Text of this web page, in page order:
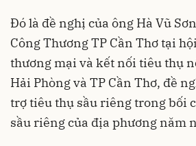
Đó là đề nghị của ông Hà Vũ
Công Thương TP Cần Thơ tại
thương mại và kết nối tiêu thụ
Hải Phòng và TP Cần Thơ, đề
trợ tiêu thụ sầu riêng trong bối
sầu riêng của địa phương năm